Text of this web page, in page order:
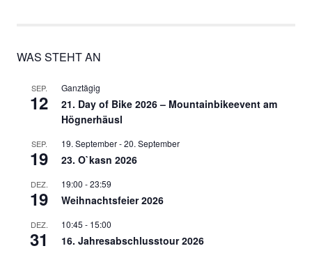
WAS STEHT AN
SEP.
12
Ganztägig
21. Day of Bike 2026 – Mountainbikeevent am
Högnerhäusl
SEP.
19
19. September-20. September
23. O`kasn 2026
DEZ.
19
19:00 -23:59
Weihnachtsfeier 2026
DEZ.
31
10:45 - 15:00
16. Jahresabschlusstour 2026